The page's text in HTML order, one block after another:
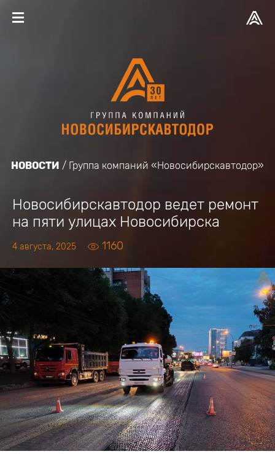
НОВОСТИ Группа компаний «Новосибирскавтодор»
Новосибирскавтодор ведет ремонт
на пяти улицах Новосибирска
4 августа, 2025 1160